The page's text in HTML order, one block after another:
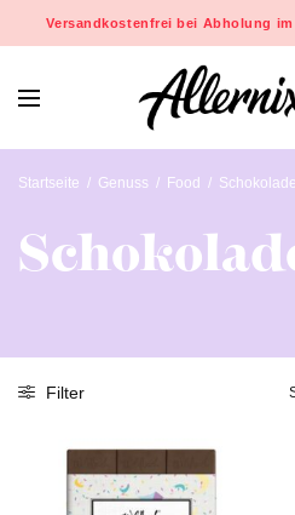
Versandkostenfrei bei Abholung
Startseite / Genuss / Food / Schokolade
Filter